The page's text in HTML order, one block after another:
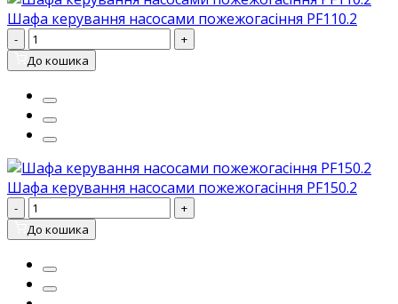
Шафа керування насосами пожежогасіння PF110.2
-
+
До кошика
Шафа керування насосами пожежогасіння PF150.2
-
+
До кошика